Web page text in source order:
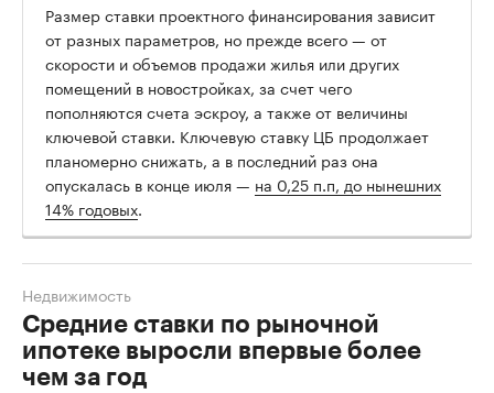
Размер ставки проектного финансирования зависит
от разных параметров, но прежде всего — от
скорости и объемов продажи жилья или других
помещений в новостройках, за счет чего
пополняются счета эскроу, а также от величины
ключевой ставки. Ключевую ставку ЦБ продолжает
планомерно снижать, а в последний раз она
опускалась в конце июля — на 0,25 п.п, до нынешних
14% годовых.
Средние ставки по рыночной
ипотеке выросли впервые более
чем за год
Недвижимость